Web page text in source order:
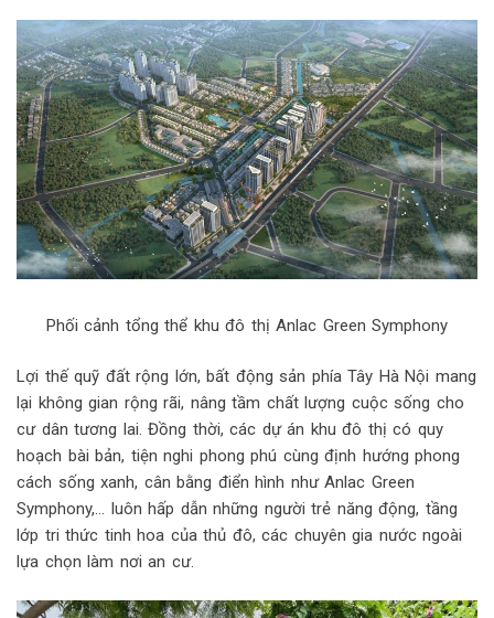
Phối cảnh tổng thể khu đô thị Anlac Green Symphony
Lợi thế quỹ đất rộng lớn, bất động sản phía Tây Hà Nội mang
lại không gian rộng rãi, nâng tầm chất lượng cuộc sống cho
cư dân tương lai. Đồng thời, các dự án khu đô thị có quy
hoạch bài bản, tiện nghi phong phú cùng định hướng phong
cách sống xanh, cân bằng điển hình như Anlac Green
Symphony,… luôn hấp dẫn những người trẻ năng động, tầng
lớp tri thức tinh hoa của thủ đô, các chuyên gia nước ngoài
lựa chọn làm nơi an cư.